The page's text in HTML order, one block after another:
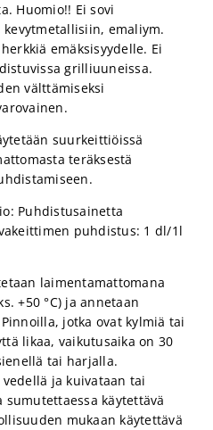
Huomio!! Ei sovi
emaliym.
emäksisyydelle. Ei
grilliuuneissa.
välttämiseksi
suurkeittiöissä
teräksestä
Puhdistusainetta
puhdistus: 1 dl/1l
laimentamattomana
+50 °C) ja annetaan
jotka ovat kylmiä tai
likaa, vaikutusaika on 30
tai harjalla.
ja kuivataan tai
käytettävä
mukaan käytettävä